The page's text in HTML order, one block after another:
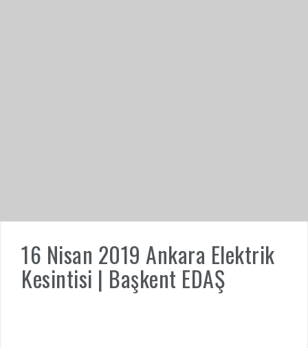
16 Nisan 2019 Ankara Elektrik
Kesintisi | Başkent EDAŞ